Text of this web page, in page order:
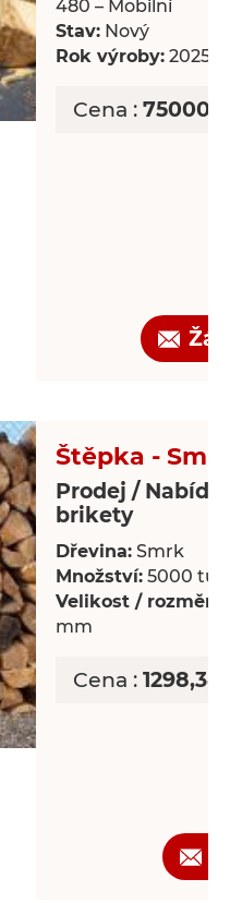
480 – Mobilní
Stav: Nový
Rok výroby: 2025
Cena : 750000
Štěpka -
Prodej /
brikety
Dřevina: Smrk
Množství: 5000
Velikost / rozměry:
mm
Cena :